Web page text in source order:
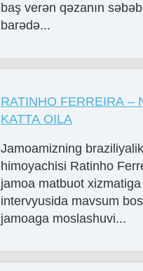
baş verən qəzanın
barədə...
RATINHO FERREIRA –
KATTA OILA
Jamoamizning
himoyachisi Ratinho
jamoa matbuot
intervyusida mavsum
jamoaga moslashuvi...